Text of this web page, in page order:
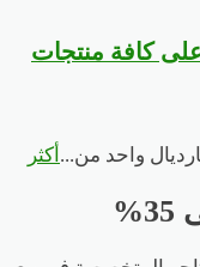
يصل الى 35% على كافة منتجات
... أكثر